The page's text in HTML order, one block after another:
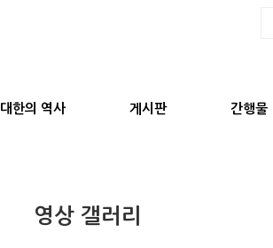
대한의 역사 게시판 간행물
영상 갤러리